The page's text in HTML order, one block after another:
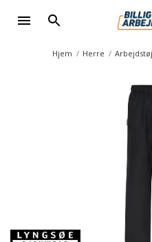
Hjem Herre Arbejdstøj